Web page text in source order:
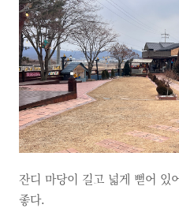
잔디 마당이 길고 넓게 뻗어 있
좋다.